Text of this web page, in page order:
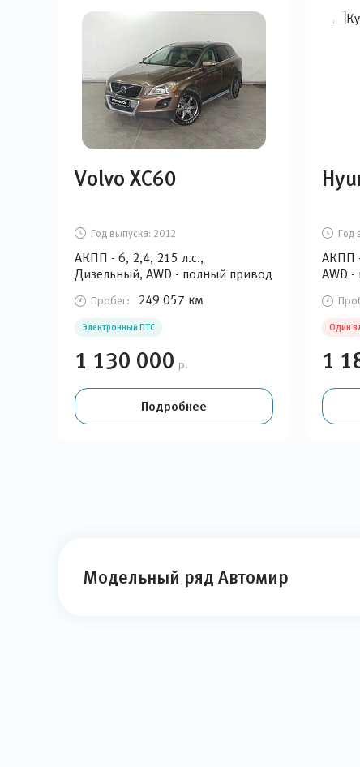
Volvo XC60
Год выпуска: 2012
АКПП - 6, 2,4, 215 л.с.,
Дизельный, AWD - полный привод
Пробег: 249 057 км
Электронный ПТС
1 130 000 р.
Подробнее
Год
АКПП
AWD
Один
1
Модельный ряд Автомир